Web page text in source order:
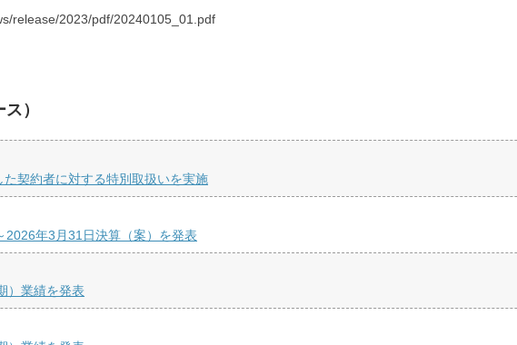
release/2023/pdf/20240105_01.pdf
）
契約者に対する特別取扱いを実施
年3月31日決算（案）を発表
）業績を発表